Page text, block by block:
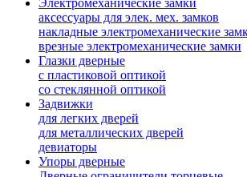
Электромеханические замки
аксессуары для элек. мех. замков
накладные электромеханические
врезные электромеханические замки
Глазки дверные
с пластиковой оптикой
со стеклянной оптикой
Задвижки
для легких дверей
для металлических дверей
девиаторы
Упоры дверные